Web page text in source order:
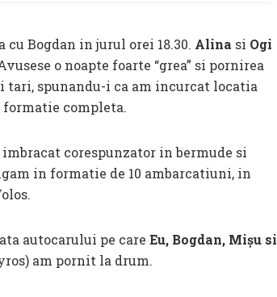
Bogdan in jurul orei 18.30. Alina si Ogi
o noapte foarte “grea” si pornirea
tari, spunandu-i ca am incurcat locatia
completa.
imbracat corespunzator in bermude si
in formatie de 10 ambarcatiuni, in
autocarului pe care Eu, Bogdan, Mișu si
am pornit la drum.